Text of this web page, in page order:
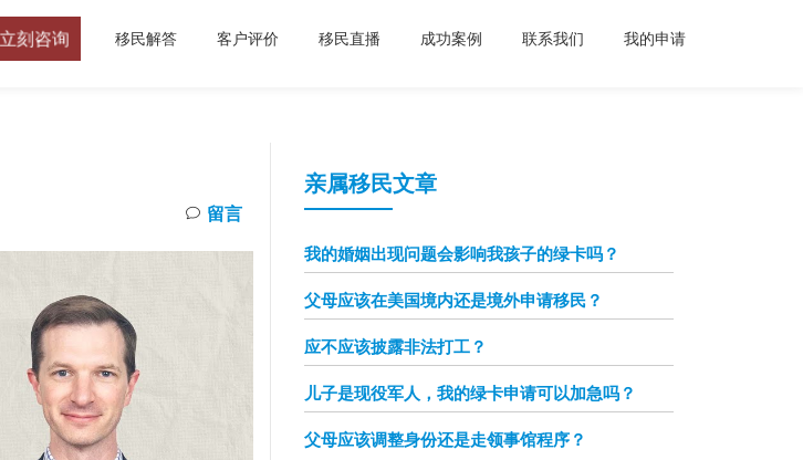
立刻咨询 移民解答 客户评价 移民直播 成功案例 联系我们 我的申请
留言
亲属移民文章
我的婚姻出现问题会影响我孩子的绿卡吗？
父母应该在美国境内还是境外申请移民？
应不应该披露非法打工？
儿子是现役军人，我的绿卡申请可以加急吗？
父母应该调整身份还是走领事馆程序？